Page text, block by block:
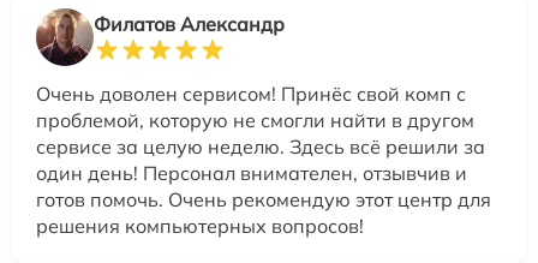
Филатов Александр
Очень доволен сервисом! Принёс свой комп с
проблемой, которую не смогли найти в другом
сервисе за целую неделю. Здесь всё решили за
один день! Персонал внимателен, отзывчив и
готов помочь. Очень рекомендую этот центр для
решения компьютерных вопросов!